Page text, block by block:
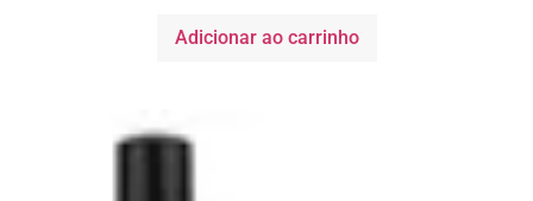
Adicionar ao carrinho